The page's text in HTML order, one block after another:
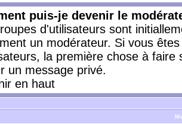
puis-je devenir le
d'utilisateurs sont
un modérateur. Si vous
la première chose à
un message privé.
en haut